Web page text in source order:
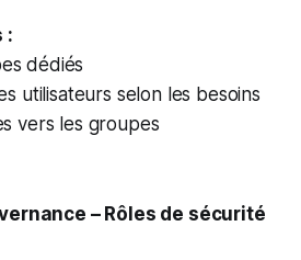
:
dédiés
utilisateurs selon les besoins
vers les groupes
– Rôles de sécurité